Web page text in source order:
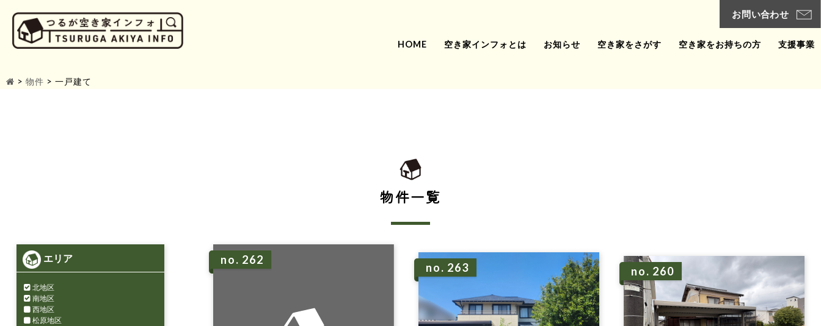
HOME 空き家インフォとは お知らせ 空き家をさがす 空き家をお持ちの方 支援事業
> 物件 > 一戸建て
物件一覧
エリア
北地区
南地区
西地区
松原地区
no. 262
no. 263 no. 260